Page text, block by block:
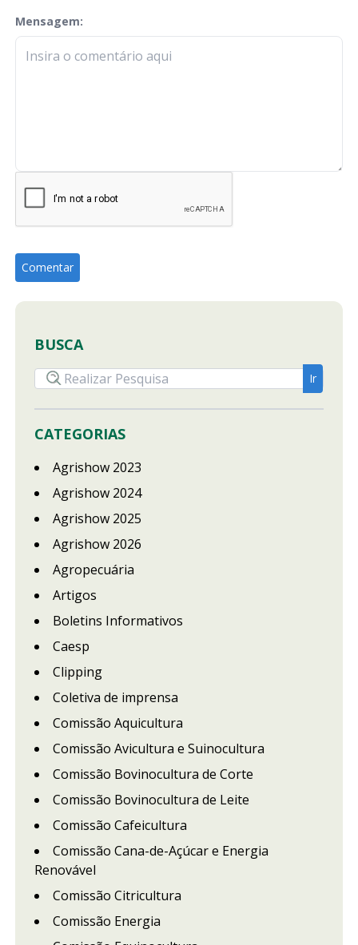
Mensagem:
check-terms
BUSCA
CATEGORIAS
Agrishow 2023
Agrishow 2024
Agrishow 2025
Agrishow 2026
Agropecuária
Artigos
Boletins Informativos
Caesp
Clipping
Coletiva de imprensa
Comissão Aquicultura
Comissão Avicultura e Suinocultura
Comissão Bovinocultura de Corte
Comissão Bovinocultura de Leite
Comissão Cafeicultura
Comissão Cana-de-Açúcar e Energia
Renovável
Comissão Citricultura
Comissão Energia